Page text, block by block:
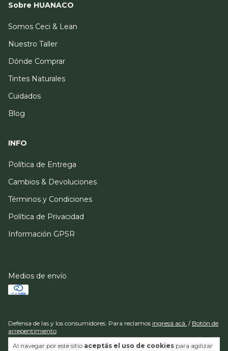
Al navegar por este sitio aceptás el uso de cookies para agilizar
Sobre HUANACO
Somos Ceci & Lean
Nuestro Taller
Dónde Comprar
Tintes Naturales
Cuidados
Blog
INFO
Política de Entrega
Cambios & Devoluciones
Términos y Condiciones
Política de Privacidad
Información GPSR
Medios de envío
Defensa de las y los consumidores. Para reclamos ingresá acá. / Botón de
arrepentimiento